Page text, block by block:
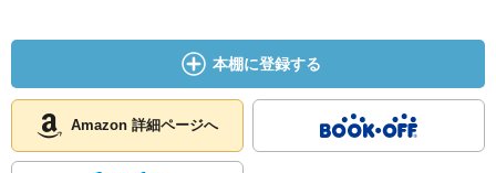
本棚に登録する
Amazon 詳細ページへ